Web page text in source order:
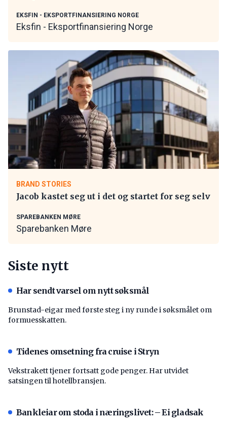
EKSFIN - EKSPORTFINANSIERING NORGE
Eksfin - Eksportfinansiering Norge
BRAND STORIES
Jacob kastet seg ut i det og startet for seg selv
SPAREBANKEN MØRE
Sparebanken Møre
Siste nytt
Har sendt varsel om nytt søksmål
Brunstad-eigar med første steg i ny runde i søksmålet om
formuesskatten.
Tidenes omsetning fra cruise i Stryn
Vekstrakett tjener fortsatt gode penger. Har utvidet
satsingen til hotellbransjen.
Bankleiar om stoda i næringslivet: – Ei gladsak